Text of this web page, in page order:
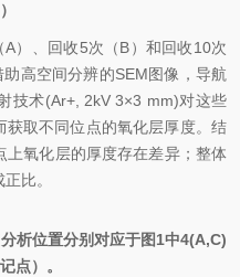
）、回收5次（B）和回收10次
助高空间分辨的SEM图像，导航
技术(Ar+, 2kV 3×3 mm)对这些
取不同位点的氧化层厚度。结
氧化层的厚度存在差异；整体
比。
析位置分别对应于图1中4(A,C)
点）。